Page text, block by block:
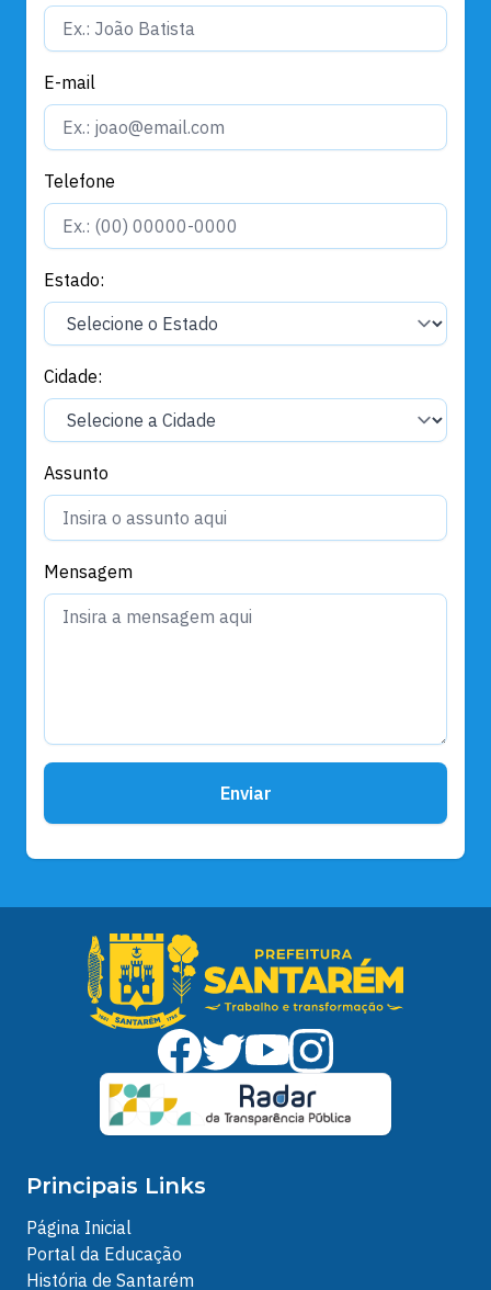
E-mail
Telefone
Estado:
Cidade:
Assunto
Mensagem
Enviar
Principais Links
Página Inicial
Portal da Educação
História de Santarém